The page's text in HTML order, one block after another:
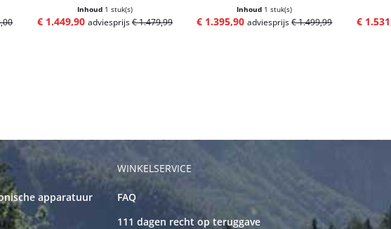
Inhoud 1 stuk(s)
€ 1.449,90 adviesprijs€ 1.479,99
Inhoud 1 stuk(s)
€ 1.395,90 adviesprijs€ 1.499,99 €
apparatuur
WINKELSERVICE
FAQ
111 dagen recht op teruggave